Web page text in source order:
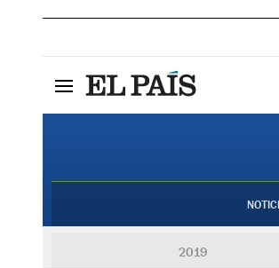
2019